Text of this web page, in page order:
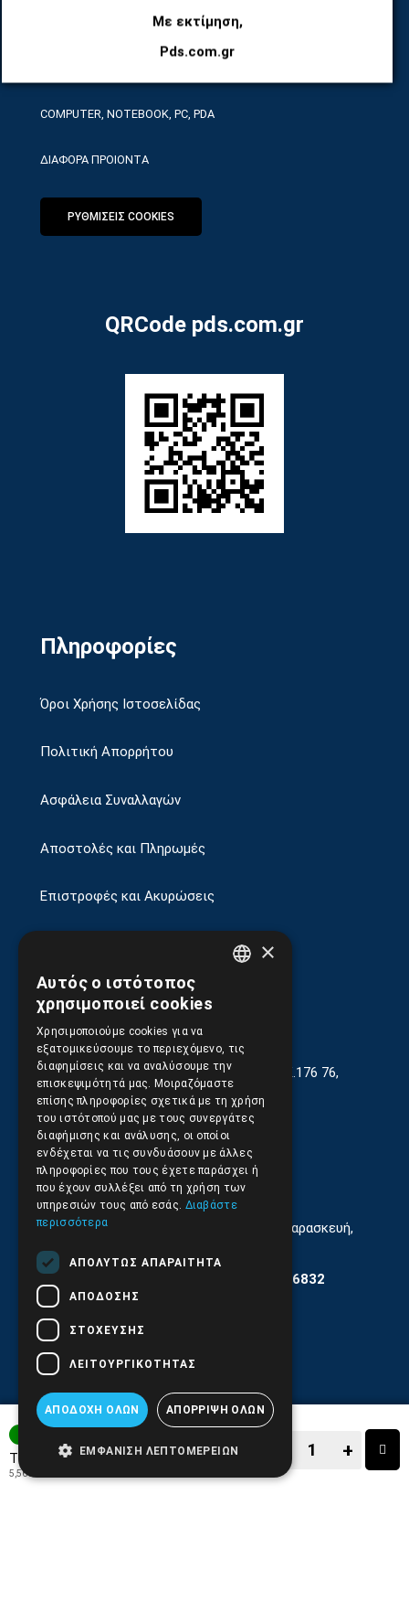
Με εκτίμηση,
Pds.com.gr
Τιμή: 6,89€
5,56€
+
COMPUTER, NOTEBOOK, PC, PDA
ΔΙΑΦΟΡΑ ΠΡΟΙΟΝΤΑ
ΡΥΘΜΙΣΕΙΣ COOKIES
QRCode pds.com.gr
Πληροφορίες
Όροι Χρήσης Ιστοσελίδας
Πολιτική Απορρήτου
Ασφάλεια Συναλλαγών
Αποστολές και Πληρωμές
Επιστροφές και Ακυρώσεις
Γεωργίου Κρέμου 13-17, Καλλιθέα, Τ.Κ.176 76,
Αθήνα, Ελλάδα
210.9566.401(11.30-17.00)
210.9566.402
Email:info@pds.com.gr
Εξυπηρέτηση Κοινού Δευτέρα έως Παρασκευή,
Αρ. ΓΕΜΗ 6204101000 | Αρ. ΕΜΠΑ 6832
×
Αυτός ο ιστότοπος
χρησιμοποιεί cookies
Χρησιμοποιούμε cookies για να
εξατομικεύσουμε το περιεχόμενο, τις
διαφημίσεις και να αναλύσουμε την
επισκεψιμότητά μας. Μοιραζόμαστε
επίσης πληροφορίες σχετικά με τη χρήση
του ιστότοπού μας με τους συνεργάτες
διαφήμισης και ανάλυσης, οι οποίοι
ενδέχεται να τις συνδυάσουν με άλλες
πληροφορίες που τους έχετε παράσχει ή
που έχουν συλλέξει από τη χρήση των
υπηρεσιών τους από εσάς. Διαβάστε
περισσότερα
ΑΠΟΛΎΤΩΣ ΑΠΑΡΑΊΤΗΤΑ
ΑΠΌΔΟΣΗΣ
ΣΤΌΧΕΥΣΗΣ
ΛΕΙΤΟΥΡΓΙΚΌΤΗΤΑΣ
ΑΠΟΔΟΧΉ ΌΛΩΝ ΑΠΌΡΡΙΨΗ ΌΛΩΝ
ΕΜΦΆΝΙΣΗ ΛΕΠΤΟΜΕΡΕΙΏΝ